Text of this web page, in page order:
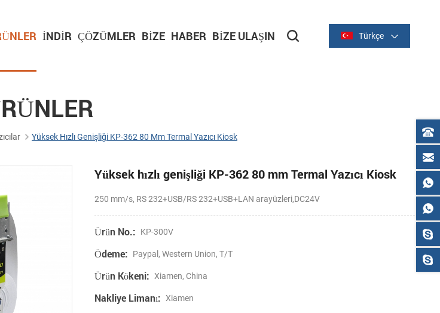
Türkçe
İNDIR ÇÖZÜMLER BIZE HABER BIZE ULAŞIN
Yüksek Hızlı Genişliği KP-362 80 Mm Termal Yazıcı Kiosk
Yüksek hızlı genişliği KP-362 80 mm Termal Yazıcı Kiosk
250 mm/s, RS 232+USB/RS 232+USB+LAN arayüzleri,DC24V
Ürün No.: KP-300V
Ödeme: Paypal, Western Union, T/T
Ürün Kökeni: Xiamen, China
Nakliye Limanı: Xiamen